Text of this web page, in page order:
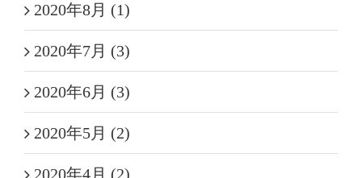
2020年8月 (1)
2020年7月 (3)
2020年6月 (3)
2020年5月 (2)
2020年4月 (2)